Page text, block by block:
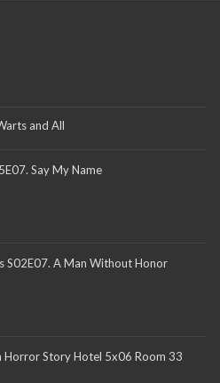
and All
Say My Name
S02E07. A Man Without Honor
Horror Story Hotel 5x06 Room 33